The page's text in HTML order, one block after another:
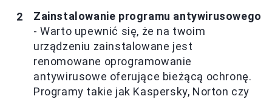
Zainstalowanie programu antywirusowego
- Warto upewnić się, że na twoim
urządzeniu zainstalowane jest
renomowane oprogramowanie
antywirusowe oferujące bieżącą ochronę.
Programy takie jak Kaspersky, Norton czy